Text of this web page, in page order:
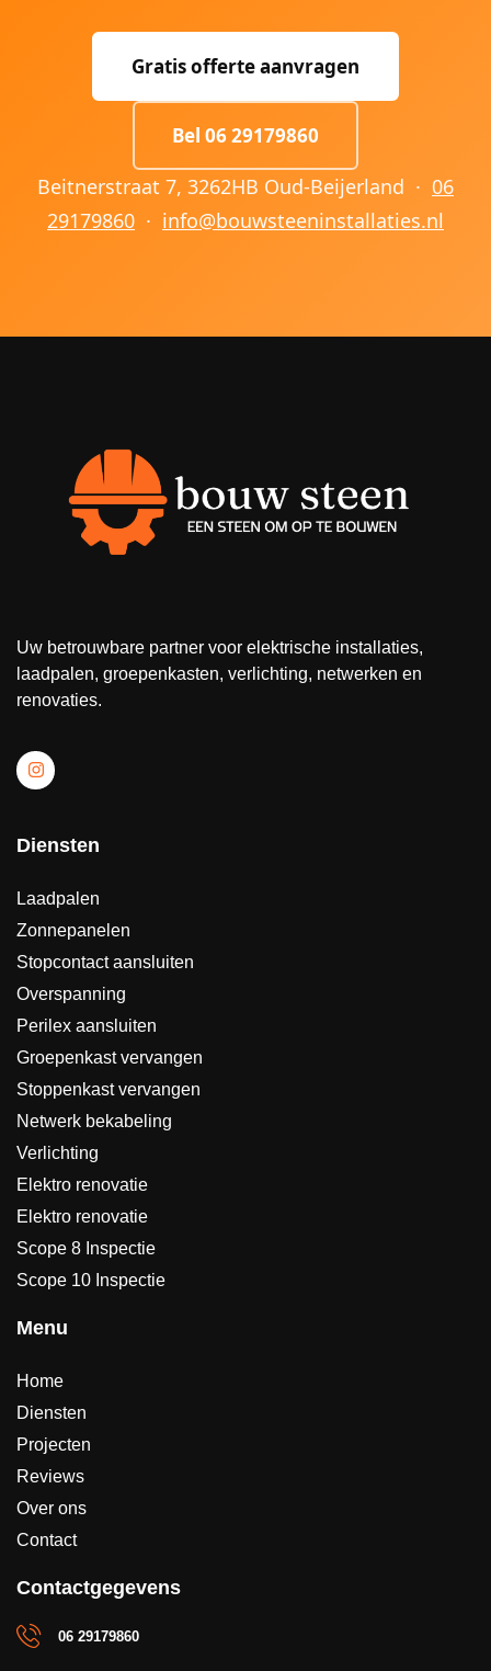
Gratis offerte aanvragen
Bel 06 29179860
Beitnerstraat 7, 3262HB Oud-Beijerland · 06
29179860 · info@bouwsteeninstallaties.nl
Uw betrouwbare partner voor elektrische installaties,
laadpalen, groepenkasten, verlichting, netwerken en
renovaties.
Diensten
Laadpalen
Zonnepanelen
Stopcontact aansluiten
Overspanning
Perilex aansluiten
Groepenkast vervangen
Stoppenkast vervangen
Netwerk bekabeling
Verlichting
Elektro renovatie
Elektro renovatie
Scope 8 Inspectie
Scope 10 Inspectie
Menu
Home
Diensten
Projecten
Reviews
Over ons
Contact
Contactgegevens
06 29179860